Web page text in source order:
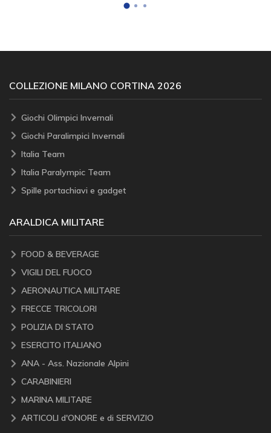
COLLEZIONE MILANO CORTINA 2026
Giochi Olimpici Invernali
Giochi Paralimpici Invernali
Italia Team
Italia Paralympic Team
Spille portachiavi e gadget
ARALDICA MILITARE
FOOD & BEVERAGE
VIGILI DEL FUOCO
AERONAUTICA MILITARE
FRECCE TRICOLORI
POLIZIA DI STATO
ESERCITO ITALIANO
ANA - Ass. Nazionale Alpini
CARABINIERI
MARINA MILITARE
ARTICOLI d'ONORE e di SERVIZIO